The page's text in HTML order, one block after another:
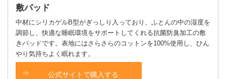
敷パッド
中材にシリカゲルB型がぎっしり入っており、ふとんの中の湿度を
調節し、快適な睡眠環境をサポートしてくれる抗菌防臭加工の敷
きパッドです。表地にはさらさらのコットンを100%使用し、ひん
やり気持ちよく眠れます。
公式サイトで購入する